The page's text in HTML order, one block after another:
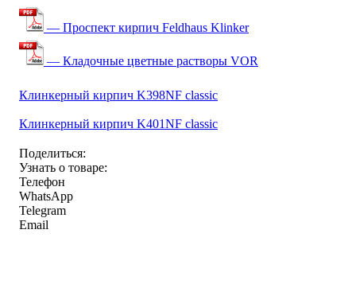
— Проспект кирпич Feldhaus Klinker
— Кладочные цветные растворы VOR
Клинкерный кирпич K398NF classic
Клинкерный кирпич K401NF classic
Поделиться:
Узнать о товаре:
Телефон
WhatsApp
Telegram
Email